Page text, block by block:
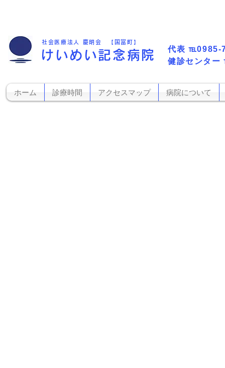
​健診センター
社会医療法人 慶明会 【国富町】
けいめい記念病院 代表​ ℡0985-
ホーム 診療時間 アクセスマップ 病院について